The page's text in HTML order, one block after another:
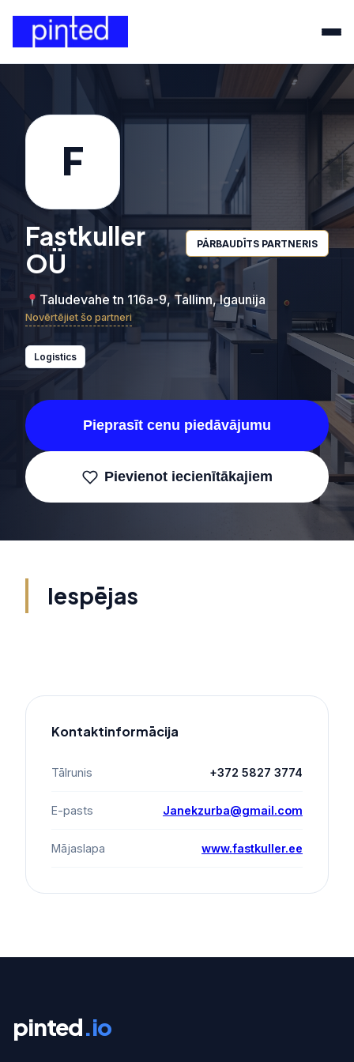
F
Fastkuller
OÜ
PĀRBAUDĪTS PARTNERIS
Taludevahe tn 116a-9, Tallinn, Igaunija
Novērtējiet šo partneri
Logistics
Pieprasīt cenu piedāvājumu
Pievienot iecienītākajiem
Iespējas
Kontaktinformācija
Tālrunis +372 5827 3774
E-pasts Janekzurba@gmail.com
Mājaslapa www.fastkuller.ee
pinted.io